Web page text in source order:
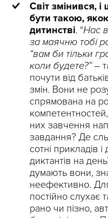
Світ змінився,
бути такою,
дитинстві. “Нас
за маячню тобі
“вам би тільки
коли будете?”–
почути від
змін. Вони не
спрямована на
них завчення
завдання? Де
сотні прикладів
диктантів на
думають вони,
неефективно.
постійно слухає
рано чи пізно,